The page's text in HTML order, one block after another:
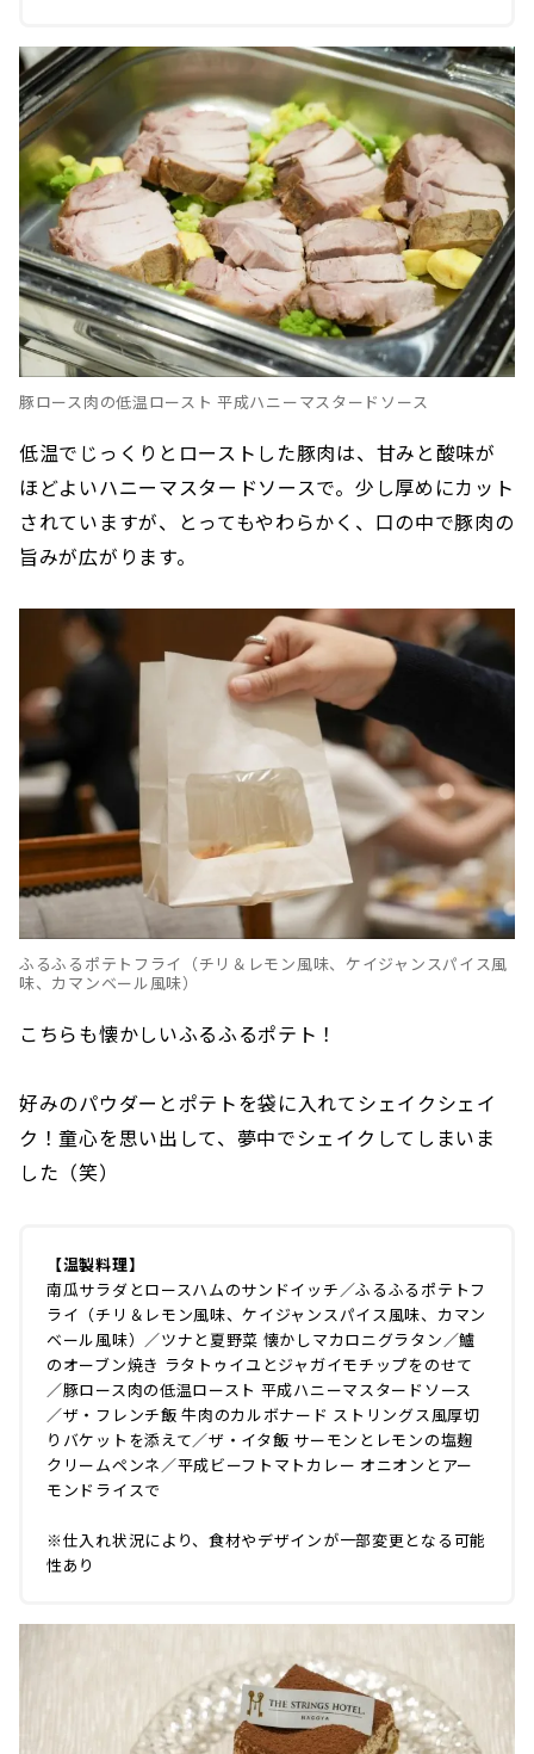
豚ロース肉の低温ロースト 平成ハニーマスタードソース
低温でじっくりとローストした豚肉は、甘みと酸味が
ほどよいハニーマスタードソースで。少し厚めにカット
されていますが、とってもやわらかく、口の中で豚肉の
旨みが広がります。
ふるふるポテトフライ（チリ＆レモン風味、ケイジャンスパイス風
味、カマンベール風味）
こちらも懐かしいふるふるポテト！
好みのパウダーとポテトを袋に入れてシェイクシェイ
ク！童心を思い出して、夢中でシェイクしてしまいま
した（笑）
【温製料理】
南瓜サラダとロースハムのサンドイッチ／ふるふるポテトフ
ライ（チリ＆レモン風味、ケイジャンスパイス風味、カマン
ベール風味）／ツナと夏野菜 懐かしマカロニグラタン／鱸
のオーブン焼き ラタトゥイユとジャガイモチップをのせて
／豚ロース肉の低温ロースト 平成ハニーマスタードソース
／ザ・フレンチ飯 牛肉のカルボナード ストリングス風厚切
りバケットを添えて／ザ・イタ飯 サーモンとレモンの塩麹
クリームペンネ／平成ビーフトマトカレー オニオンとアー
モンドライスで
※仕入れ状況により、食材やデザインが一部変更となる可能
性あり